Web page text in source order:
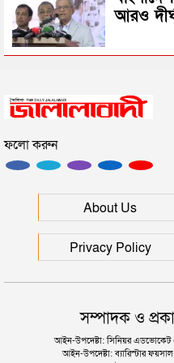
সিলেটের জোড়া
প্রধানমন্ত্রী
সিলেটে আরও
আরও
ফলো করুন
About Us
Privacy Policy
সম্পাদক ও
আইন-উপদেষ্টা: সিনিয়র এডভোকেট
আইন-উপদেষ্টা: ব্যারিস্টার ফয়সাল